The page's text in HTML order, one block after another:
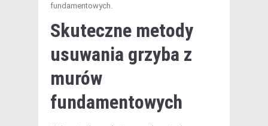
fundamentowych.
Skuteczne metody
usuwania grzyba z
murów
fundamentowych